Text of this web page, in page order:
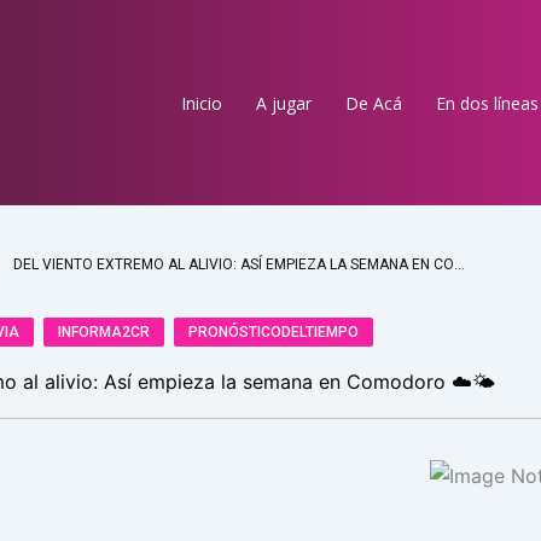
Inicio A jugar De Acá En dos líneas
DEL VIENTO EXTREMO AL ALIVIO: ASÍ EMPIEZA LA SEMANA EN COMODORO ☁️🌤️
INFORMA2CR PRONÓSTICODELTIEMPO
al alivio: Así empieza la semana en Comodoro ☁️🌤️